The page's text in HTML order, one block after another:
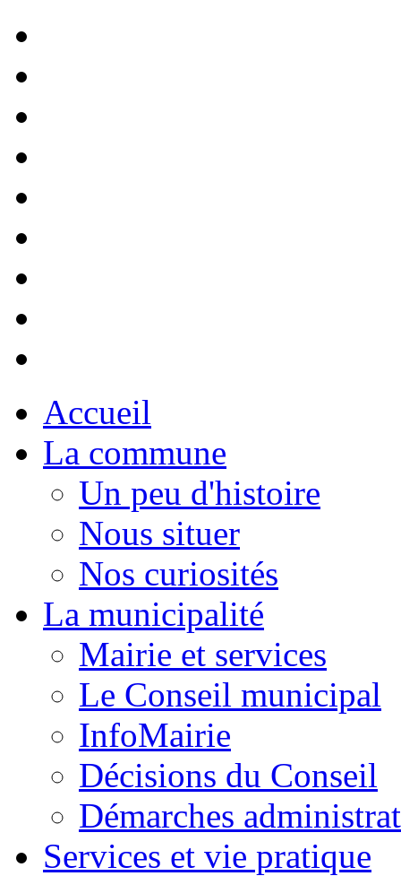
Accueil
La commune
Un peu d'histoire
Nous situer
Nos curiosités
La municipalité
Mairie et services
Le Conseil municipal
InfoMairie
Décisions du Conseil
Démarches
Services et vie pratique